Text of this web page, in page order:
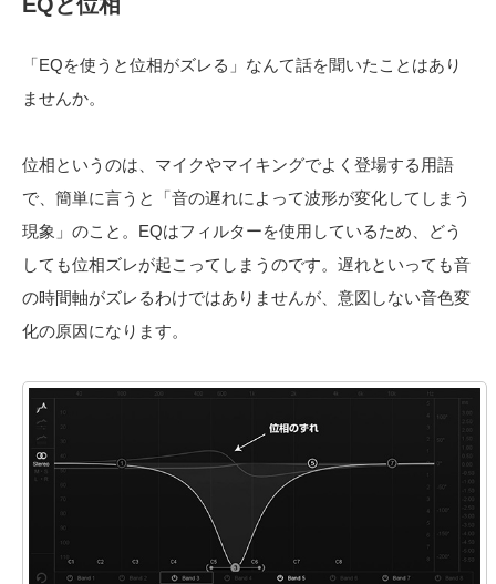
「EQを使うと位相がズレる」なんて話を聞いたことはあり
ませんか。
位相というのは、マイクやマイキングでよく登場する用語
で、簡単に言うと「音の遅れによって波形が変化してしまう
現象」のこと。EQはフィルターを使用しているため、どう
しても位相ズレが起こってしまうのです。遅れといっても音
の時間軸がズレるわけではありませんが、意図しない音色変
化の原因になります。